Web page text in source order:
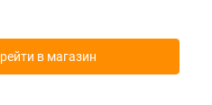
в магазин